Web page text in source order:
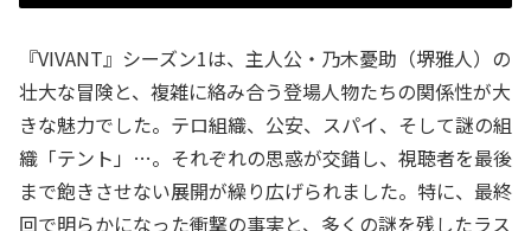
『VIVANT』シーズン1は、主人公・乃木憂助（堺雅人）の
壮大な冒険と、複雑に絡み合う登場人物たちの関係性が大
きな魅力でした。テロ組織、公安、スパイ、そして謎の組
織「テント」…。それぞれの思惑が交錯し、視聴者を最後
まで飽きさせない展開が繰り広げられました。特に、最終
回で明らかになった衝撃の事実と、多くの謎を残したラス